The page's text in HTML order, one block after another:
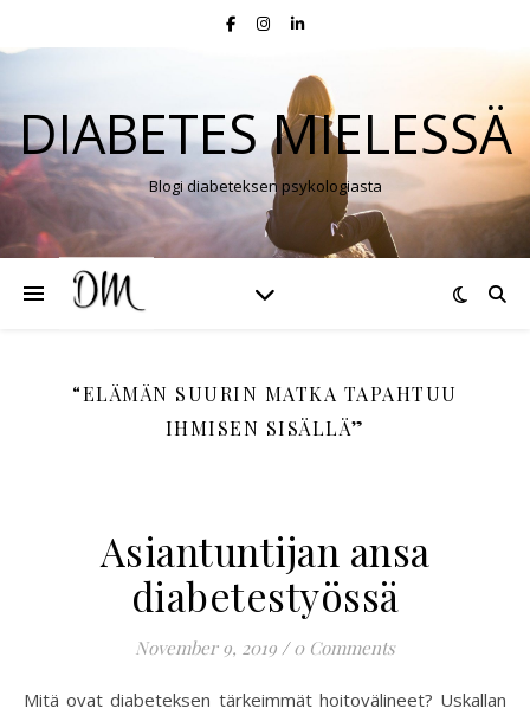
DIABETES MIELESSÄ
Blogi diabeteksen psykologiasta
“ELÄMÄN SUURIN MATKA TAPAHTUU
IHMISEN SISÄLLÄ”
Asiantuntijan ansa
diabetestyössä
November 9, 2019 / 0 Comments
Mitä ovat diabeteksen tärkeimmät hoitovälineet? Uskallan